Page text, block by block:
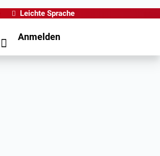
Leichte Sprache
Anmelden